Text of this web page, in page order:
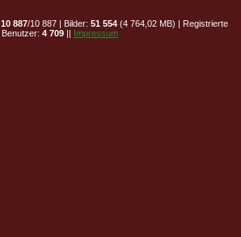
10 887/10 887 | Bilder: 51 554(4 764,02 MB) | Registrierte
Benutzer: 4 709 || Impressum